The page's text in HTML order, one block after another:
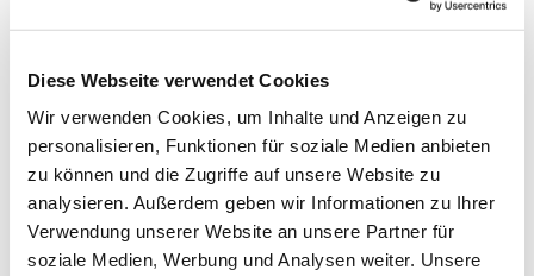
Diese Webseite verwendet Cookies
Wir verwenden Cookies, um Inhalte und Anzeigen zu
personalisieren, Funktionen für soziale Medien anbieten
zu können und die Zugriffe auf unsere Website zu
analysieren. Außerdem geben wir Informationen zu Ihrer
Verwendung unserer Website an unsere Partner für
soziale Medien, Werbung und Analysen weiter. Unsere